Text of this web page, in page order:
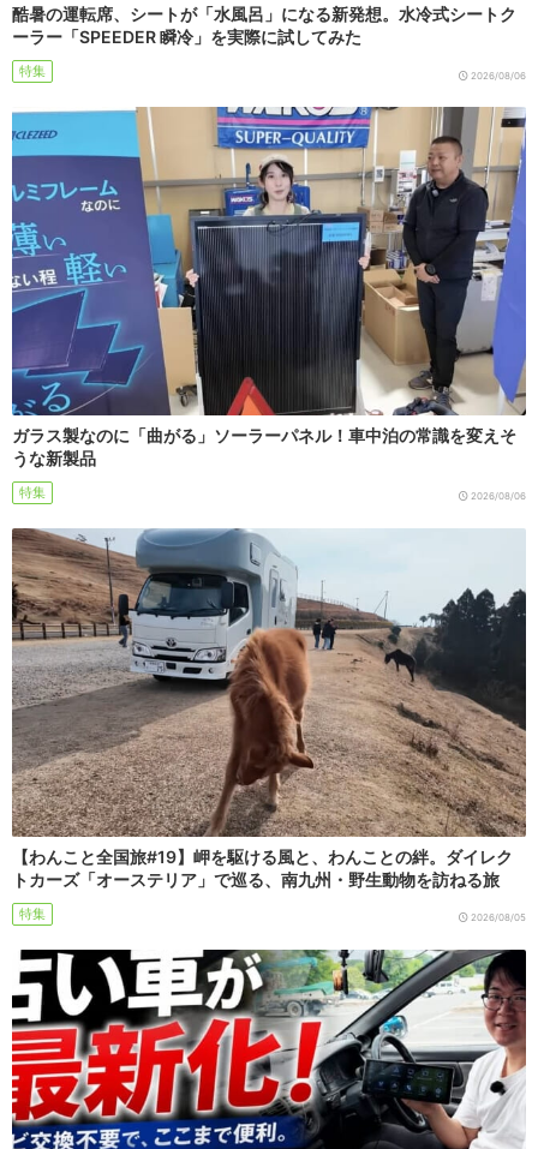
酷暑の運転席、シートが「水風呂」になる新発想。水冷式シートク
ーラー「SPEEDER 瞬冷」を実際に試してみた
特集 2026/08/06
ガラス製なのに「曲がる」ソーラーパネル！車中泊の常識を変えそ
うな新製品
特集 2026/08/06
【わんこと全国旅#19】岬を駆ける風と、わんことの絆。ダイレク
トカーズ「オーステリア」で巡る、南九州・野生動物を訪ねる旅
特集 2026/08/05